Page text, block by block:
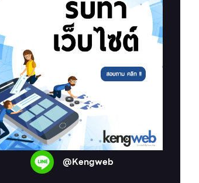
@Kengweb